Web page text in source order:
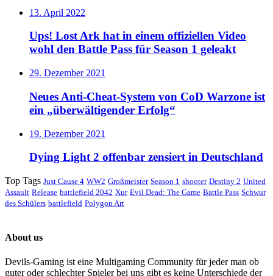
13. April 2022
Ups! Lost Ark hat in einem offiziellen Video
wohl den Battle Pass für Season 1 geleakt
29. Dezember 2021
Neues Anti-Cheat-System von CoD Warzone ist
ein „überwältigender Erfolg“
19. Dezember 2021
Dying Light 2 offenbar zensiert in Deutschland
Top Tags Just Cause 4 WW2 Großmeister Season 1 shooter Destiny 2 United
Assault Release battlefield 2042 Xur Evil Dead: The Game Battle Pass Schwur
des Schülers battlefield Polygon Art
About us
Devils-Gaming ist eine Multigaming Community für jeder man ob
guter oder schlechter Spieler bei uns gibt es keine Unterschiede der